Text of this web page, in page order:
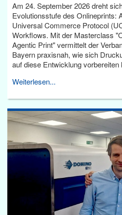
Am 24. September 2026 dreht
Evolutionsstufe des Onlineprints:
Universal Commerce Protocol
Workflows. Mit der Masterclass
Agentic Print" vermittelt der
Bayern praxisnah, wie sich
auf diese Entwicklung vorbereiten
Weiterlesen...